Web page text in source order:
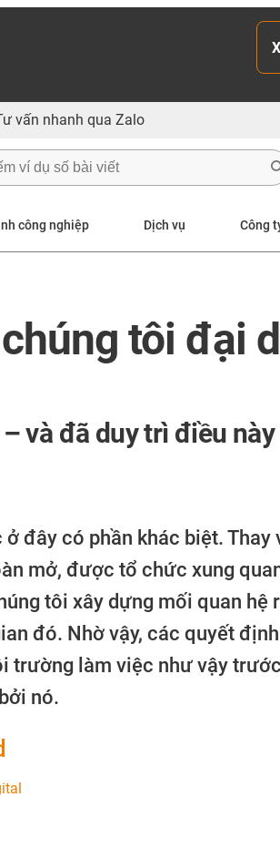
vấn nhanh qua Zalo
công nghiệp Dịch vụ Công
tôi đại
và đã duy trì điều
đây có phần khác biệt. Thay
mở, được tổ chức xung
tôi xây dựng mối quan hệ
đó. Nhờ vậy, các quyết
trường làm việc như vậy
nó.